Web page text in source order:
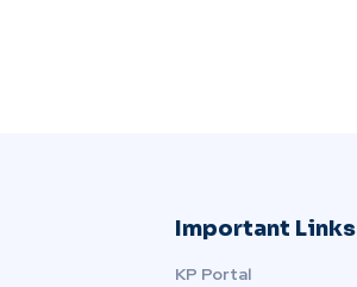
Important Links
KP Portal